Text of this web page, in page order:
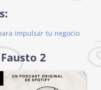
impulsar tu negocio
2